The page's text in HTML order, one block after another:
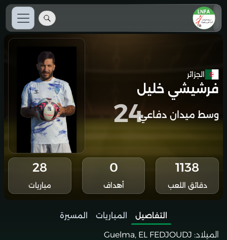
الجزائر
فرشيشي خليل
وسط ميدان دفاعي24
1138
دقائق اللعب
0
أهداف
28
مباريات
التفاصيل المباريات
المسيرة
الميلاد: Guelma, EL FEDJOUDJ